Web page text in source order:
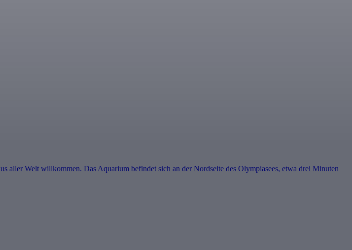
Welt willkommen. Das Aquarium befindet sich an der Nordseite des Olympiasees, etwa drei Minuten